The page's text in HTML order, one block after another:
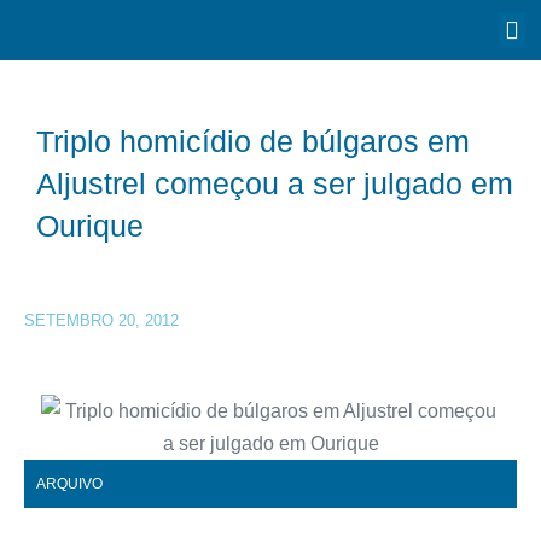
Triplo homicídio de búlgaros em
Aljustrel começou a ser julgado em
Ourique
SETEMBRO 20, 2012
ARQUIVO